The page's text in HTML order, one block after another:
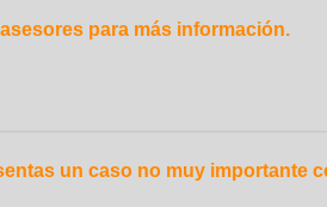
para más información.
un caso no muy importante